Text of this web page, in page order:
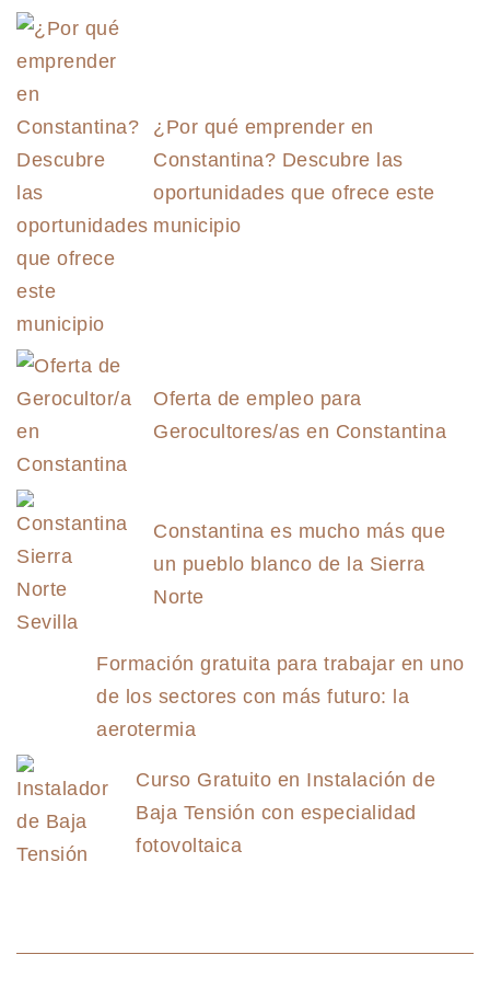
¿Por qué emprender en
Constantina? Descubre las
oportunidades que ofrece este
municipio
Oferta de empleo para
Gerocultores/as en Constantina
Constantina es mucho más que
un pueblo blanco de la Sierra
Norte
Formación gratuita para trabajar en uno
de los sectores con más futuro: la
aerotermia
Curso Gratuito en Instalación de
Baja Tensión con especialidad
fotovoltaica